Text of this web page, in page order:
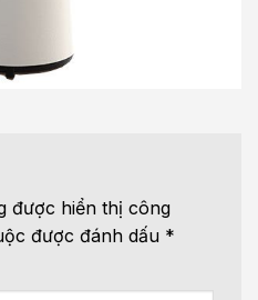
được hiển thị công
được đánh dấu *